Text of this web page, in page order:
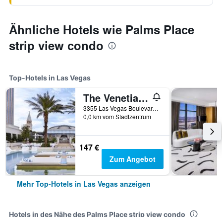
Ähnliche Hotels wie Palms Place
strip view condo
Top-Hotels in Las Vegas
The Venetian Resort Las Vegas
3355 Las Vegas Boulevard South, Las Vegas, NV, USA
0,0 km vom Stadtzentrum
147 €
Zum Angebot
Mehr Top-Hotels in Las Vegas anzeigen
Hotels in des Nähe des Palms Place strip view condo